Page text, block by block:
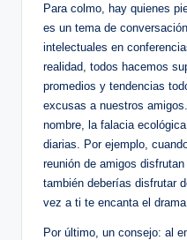
Para colmo, hay quienes
es un tema de
intelectuales en
realidad, todos hacemos
promedios y tendencias
excusas a nuestros
nombre, la falacia
diarias. Por ejemplo,
reunión de amigos
también deberías disfrutar
vez a ti te encanta el drama.
Por último, un consejo: al